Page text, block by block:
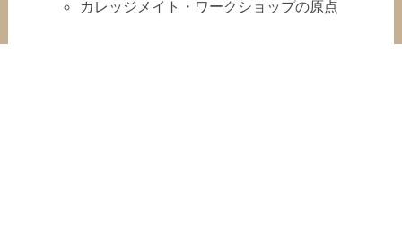
カレッジメイト・ワークショップの原点